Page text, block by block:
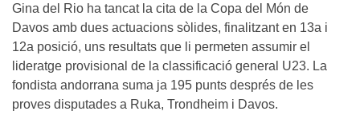
Gina del Rio ha tancat la cita de la Copa del Món de
Davos amb dues actuacions sòlides, finalitzant en 13a i
12a posició, uns resultats que li permeten assumir el
lideratge provisional de la classificació general U23. La
fondista andorrana suma ja 195 punts després de les
proves disputades a Ruka, Trondheim i Davos.